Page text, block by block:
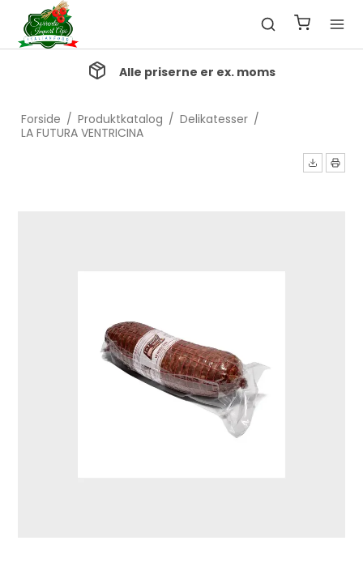
Alle priserne er ex. moms
Forside / Produktkatalog / Delikatesser /
LA FUTURA VENTRICINA